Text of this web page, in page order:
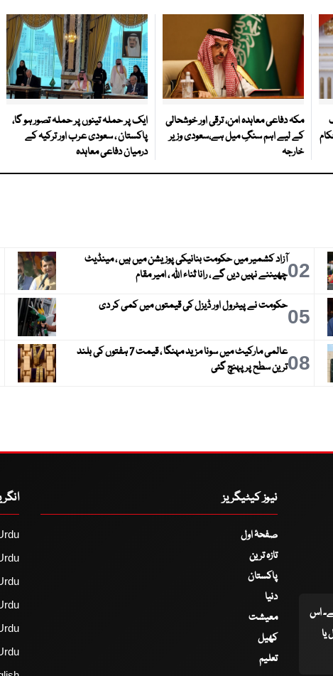
مکہ دفاعی معاہدہ امن، ترقی اور خوشحالی
کے لیے اہم سنگِ میل ہے،سعودی وزیر
خارجہ
ایک پر حملہ تینوں پر حملہ تصور ہو گا،
پاکستان ، سعودی عرب اور ترکیہ کے
درمیان دفاعی معاہدہ
02آزاد کشمیر میں حکومت بنانیکی پوزیشن میں ہیں ، مینڈیٹ
چھیننے نہیں دیں گے ، رانا ثناء اللہ ، امیر مقام
05حکومت نے پیٹرول اور ڈیزل کی قیمتوں میں کمی کر دی
08
عالمی مارکیٹ میں سونا مزید مہنگا ، قیمت 7 ہفتوں کی بلند
ترین سطح پر پہنچ گئی
اس
یا
نیوز کیٹیگریز
صفحۂ اول
تازہ ترین
پاکستان
دنیا
معیشت
کھیل
تعلیم